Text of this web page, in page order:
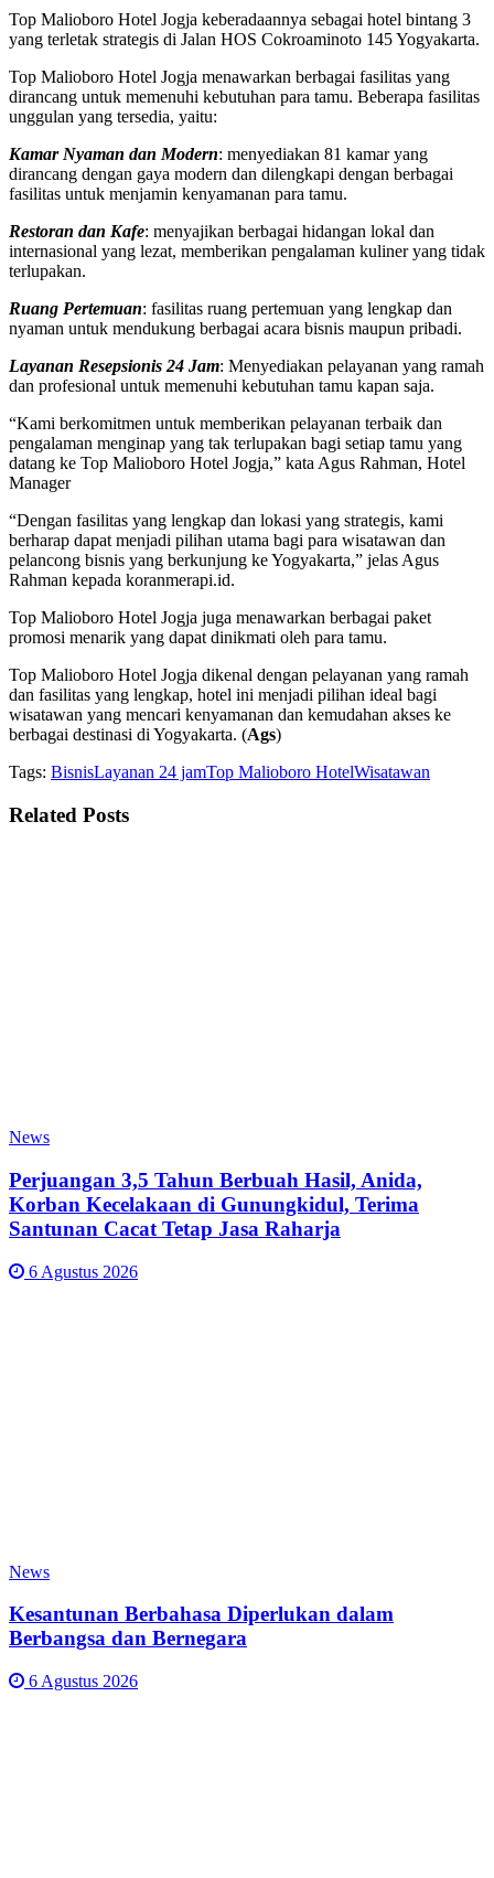
Top Malioboro Hotel Jogja keberadaannya sebagai hotel bintang 3
yang terletak strategis di Jalan HOS Cokroaminoto 145 Yogyakarta.
Top Malioboro Hotel Jogja menawarkan berbagai fasilitas yang
dirancang untuk memenuhi kebutuhan para tamu. Beberapa fasilitas
unggulan yang tersedia, yaitu:
Kamar Nyaman dan Modern: menyediakan 81 kamar yang
dirancang dengan gaya modern dan dilengkapi dengan berbagai
fasilitas untuk menjamin kenyamanan para tamu.
Restoran dan Kafe: menyajikan berbagai hidangan lokal dan
internasional yang lezat, memberikan pengalaman kuliner yang tidak
terlupakan.
Ruang Pertemuan: fasilitas ruang pertemuan yang lengkap dan
nyaman untuk mendukung berbagai acara bisnis maupun pribadi.
Layanan Resepsionis 24 Jam: Menyediakan pelayanan yang ramah
dan profesional untuk memenuhi kebutuhan tamu kapan saja.
“Kami berkomitmen untuk memberikan pelayanan terbaik dan
pengalaman menginap yang tak terlupakan bagi setiap tamu yang
datang ke Top Malioboro Hotel Jogja,” kata Agus Rahman, Hotel
Manager
“Dengan fasilitas yang lengkap dan lokasi yang strategis, kami
berharap dapat menjadi pilihan utama bagi para wisatawan dan
pelancong bisnis yang berkunjung ke Yogyakarta,” jelas Agus
Rahman kepada koranmerapi.id.
Top Malioboro Hotel Jogja juga menawarkan berbagai paket
promosi menarik yang dapat dinikmati oleh para tamu.
Top Malioboro Hotel Jogja dikenal dengan pelayanan yang ramah
dan fasilitas yang lengkap, hotel ini menjadi pilihan ideal bagi
wisatawan yang mencari kenyamanan dan kemudahan akses ke
berbagai destinasi di Yogyakarta. (Ags)
Tags: BisnisLayanan 24 jamTop Malioboro HotelWisatawan
Related Posts
News
Perjuangan 3,5 Tahun Berbuah Hasil, Anida,
Korban Kecelakaan di Gunungkidul, Terima
Santunan Cacat Tetap Jasa Raharja
6 Agustus 2026
News
Kesantunan Berbahasa Diperlukan dalam
Berbangsa dan Bernegara
6 Agustus 2026